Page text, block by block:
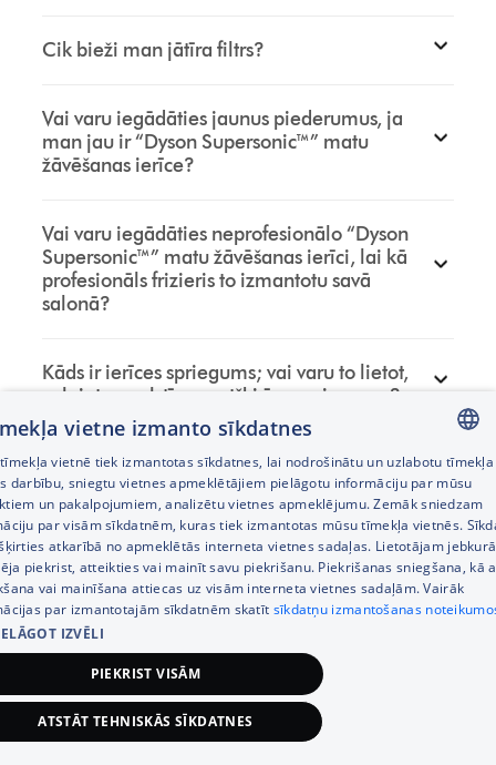
419,00€
Cik bieži man jātīra filtrs?
Vai varu iegādāties jaunus piederumus, ja
man jau ir “Dyson Supersonic™” matu
žāvēšanas ierīce?
Vai varu iegādāties neprofesionālo “Dyson
Supersonic™” matu žāvēšanas ierīci, lai kā
profesionāls frizieris to izmantotu savā
salonā?
Kāds ir ierīces spriegums; vai varu to lietot,
ceļojot uz valstīm ar atšķirīgu spriegumu?
Vai piederumu “Flyaway” varu lietot
jebkādam matu tipam?
Kā lietot piederumu “Flyaway”?
LATVIAN
RUSSIAN
ENGLISH
vietne izmanto sīkdatnes
vietnē tiek izmantotas sīkdatnes, lai nodrošinātu un uzlabotu tīmekļa
darbību, sniegtu vietnes apmeklētājiem pielāgotu informāciju par mūsu
un pakalpojumiem, analizētu vietnes apmeklējumu. Zemāk sniedzam
par visām sīkdatnēm, kuras tiek izmantotas mūsu tīmekļa vietnēs.
atkarībā no apmeklētās interneta vietnes sadaļas. Lietotājam
piekrist, atteikties vai mainīt savu piekrišanu. Piekrišanas sniegšana, kā
vai mainīšana attiecas uz visām interneta vietnes sadaļām. Vairāk
par izmantotajām sīkdatnēm skatīt sīkdatņu izmantošanas
IZVĒLI
PIEKRIST VISĀM
ATSTĀT TEHNISKĀS SĪKDATNES